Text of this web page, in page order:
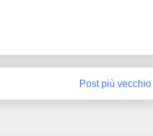
Post più vecchio